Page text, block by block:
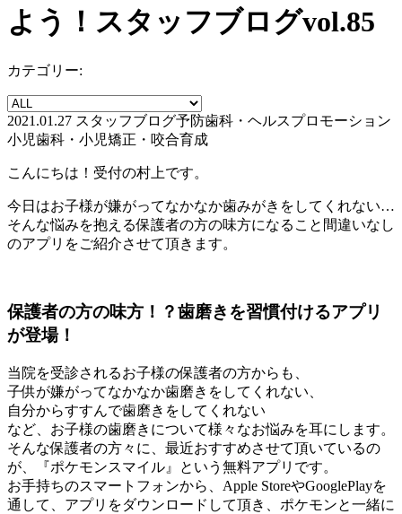
よう！スタッフブログvol.85
カテゴリー:
2021.01.27 スタッフブログ予防歯科・ヘルスプロモーション
小児歯科・小児矯正・咬合育成
こんにちは！受付の村上です。
今日はお子様が嫌がってなかなか歯みがきをしてくれない…
そんな悩みを抱える保護者の方の味方になること間違いなし
のアプリをご紹介させて頂きます。
保護者の方の味方！？歯磨きを習慣付けるアプリ
が登場！
当院を受診されるお子様の保護者の方からも、
子供が嫌がってなかなか歯磨きをしてくれない、
自分からすすんで歯磨きをしてくれない
など、お子様の歯磨きについて様々なお悩みを耳にします。
そんな保護者の方々に、最近おすすめさせて頂いているの
が、『ポケモンスマイル』という無料アプリです。
お手持ちのスマートフォンから、Apple StoreやGooglePlayを
通して、アプリをダウンロードして頂き、ポケモンと一緒に